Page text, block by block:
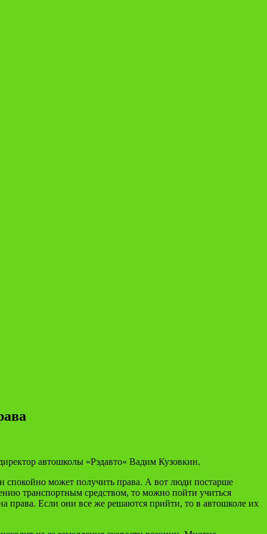
автошколы «Рэдавто» Вадим Кузовкин.
спокойно может получить права. А вот люди постарше
транспортным средством, то можно пойти учиться
права. Если они все же решаются прийти, то в автошколе их